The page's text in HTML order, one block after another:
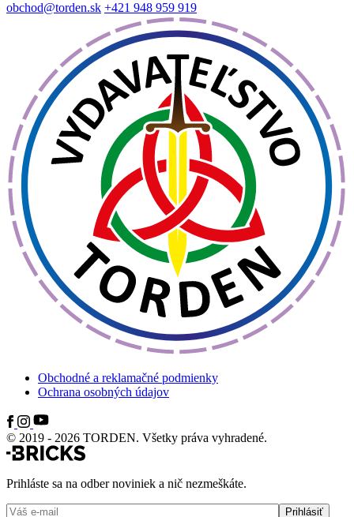
obchod@torden.sk +421 948 959 919
Obchodné a reklamačné podmienky
Ochrana osobných údajov
© 2019 - 2026 TORDEN. Všetky práva vyhradené.
Prihláste sa na odber noviniek a nič nezmeškáte.